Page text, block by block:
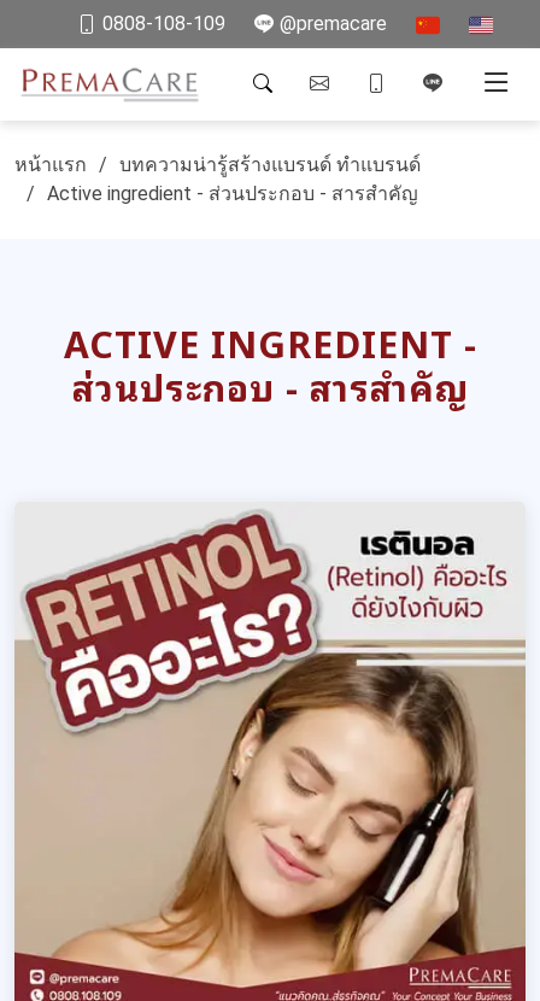
0808-108-109 @premacare
หน้าแรก
บทความน่ารู้สร้างแบรนด์ ทำแบรนด์
Active ingredient - ส่วนประกอบ - สารสำคัญ
ACTIVE INGREDIENT -
ส่วนประกอบ - สารสำคัญ